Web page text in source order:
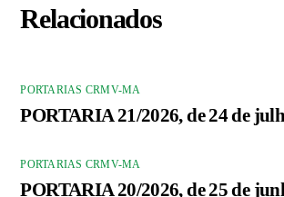
Relacionados
PORTARIAS CRMV-MA
PORTARIA 21/2026, de 24 de
PORTARIAS CRMV-MA
PORTARIA 20/2026, de 25 de